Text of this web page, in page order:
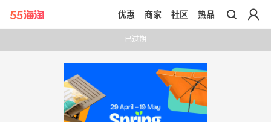
带你去官网买正品
优惠 商家 社区 热品
已过期